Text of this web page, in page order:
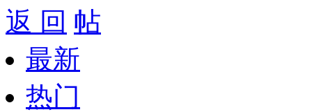
返 回
最新
热门